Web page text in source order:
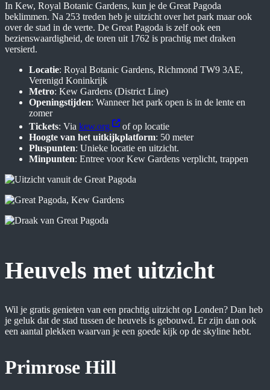
In Kew, Royal Botanic Gardens, kun je de Great Pagoda
beklimmen. Na 253 treden heb je uitzicht over het park maar ook
over de stad in de verte. De Great Pagoda is zelf ook een
bezienswaardigheid, de toren uit 1762 is prachtig met draken
versierd.
Locatie: Royal Botanic Gardens, Richmond TW9 3AE,
Verenigd Koninkrijk
Metro: Kew Gardens (District Line)
Openingstijden: Wanneer het park open is in de lente en
zomer
Tickets: Via kew.org
of op locatie
Hoogte van het uitkijkplatform: 50 meter
Pluspunten: Unieke locatie en uitzicht.
Minpunten: Entree voor Kew Gardens verplicht, trappen
Heuvels met uitzicht
Wil je gratis genieten van een prachtig uitzicht op Londen? Dan heb
je geluk dat de stad tussen de heuvels is gebouwd. Er zijn dan ook
een aantal plekken waarvan je een goede kijk op de skyline hebt.
Primrose Hill